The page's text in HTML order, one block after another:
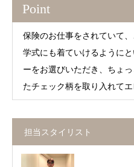
Point
保険のお仕事をされていて
学式にも着ていけるように
ーをお選びいただき、ちょ
たチェック柄を取り入れて
担当スタイリスト